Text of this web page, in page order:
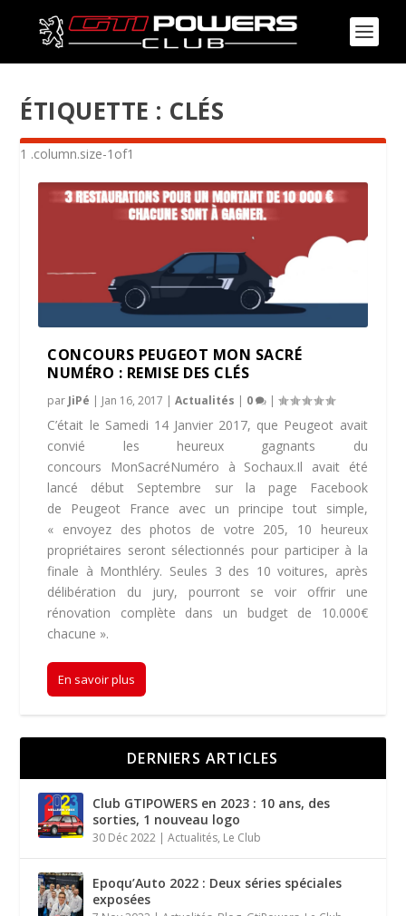
ÉTIQUETTE : CLÉS
CONCOURS PEUGEOT MON SACRÉ
NUMÉRO : REMISE DES CLÉS
par JiPé | Jan 16, 2017 |Actualités | 0 |
C’était le Samedi 14 Janvier 2017, que Peugeot avait
convié les heureux gagnants du
concours MonSacréNuméro à Sochaux.Il avait été
lancé début Septembre sur la page Facebook
de Peugeot France avec un principe tout simple,
« envoyez des photos de votre 205, 10 heureux
propriétaires seront sélectionnés pour participer à la
finale à Monthléry. Seules 3 des 10 voitures, après
délibération du jury, pourront se voir offrir une
rénovation complète dans un budget de 10.000€
chacune ».
En savoir plus
DERNIERS ARTICLES
Club GTIPOWERS en 2023 : 10 ans, des
sorties, 1 nouveau logo
30 Déc 2022 |Actualités, Le Club
Epoqu’Auto 2022 : Deux séries spéciales
exposées